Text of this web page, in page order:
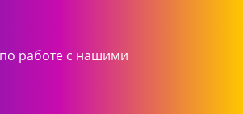
работе с нашими